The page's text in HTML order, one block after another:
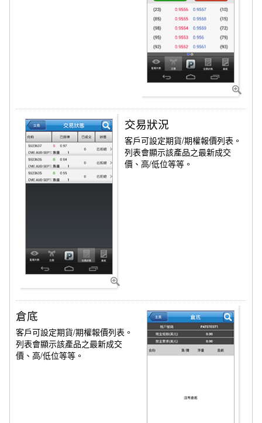
交易狀況
客戶可設定期貨/期權報價列表。
列表會顯示該產品之最新成交
價、高/低位等等。
倉底
客戶可設定期貨/期權報價列表。
列表會顯示該產品之最新成交
價、高/低位等等。